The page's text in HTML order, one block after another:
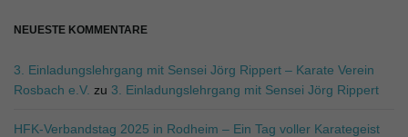
NEUESTE KOMMENTARE
3. Einladungslehrgang mit Sensei Jörg Rippert – Karate Verein
Rosbach e.V. zu 3. Einladungslehrgang mit Sensei Jörg Rippert
HFK-Verbandstag 2025 in Rodheim – Ein Tag voller Karategeist